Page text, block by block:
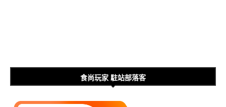
食尚玩家 駐站部落客